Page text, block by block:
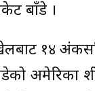
बाँडे ।
१४
अमेरिका